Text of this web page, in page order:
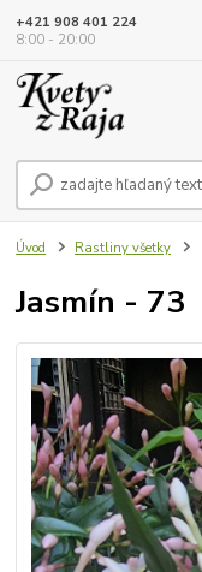
+421 908 401 224
8:00 - 20:00
Úvod Rastliny všetky
Jasmín - 73